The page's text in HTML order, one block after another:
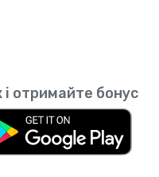
отримайте бонус